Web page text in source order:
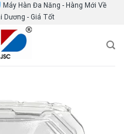
Máy Hàn Đa Năng - Hàng Mới Về
Dương - Giá Tốt